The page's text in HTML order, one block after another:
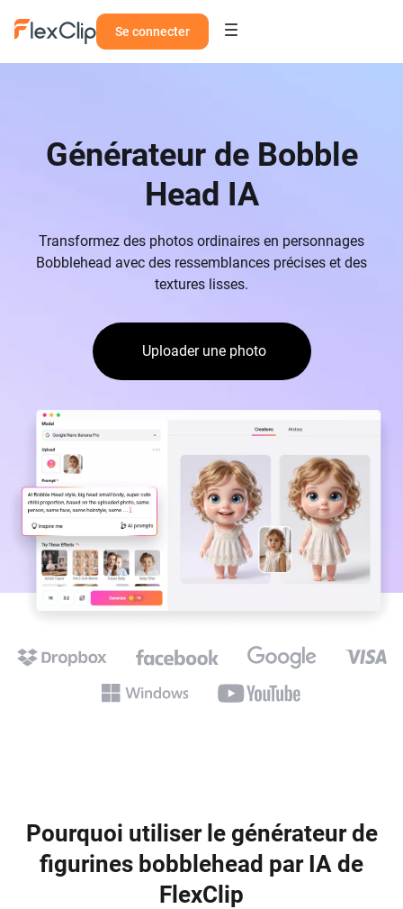
Se connecter
Générateur de Bobble
Head IA
Transformez des photos ordinaires en personnages
Bobblehead avec des ressemblances précises et des
textures lisses.
Uploader une photo
Pourquoi utiliser le générateur de
figurines bobblehead par IA de
FlexClip